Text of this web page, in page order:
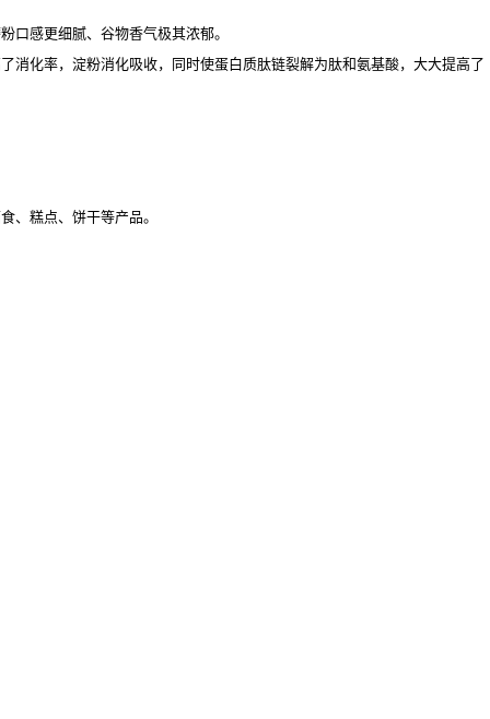
口感更细腻、谷物香气极其浓郁。
消化率，淀粉消化吸收，同时使蛋白质肽链裂解为肽和氨基酸，大大提高了
、糕点、饼干等产品。